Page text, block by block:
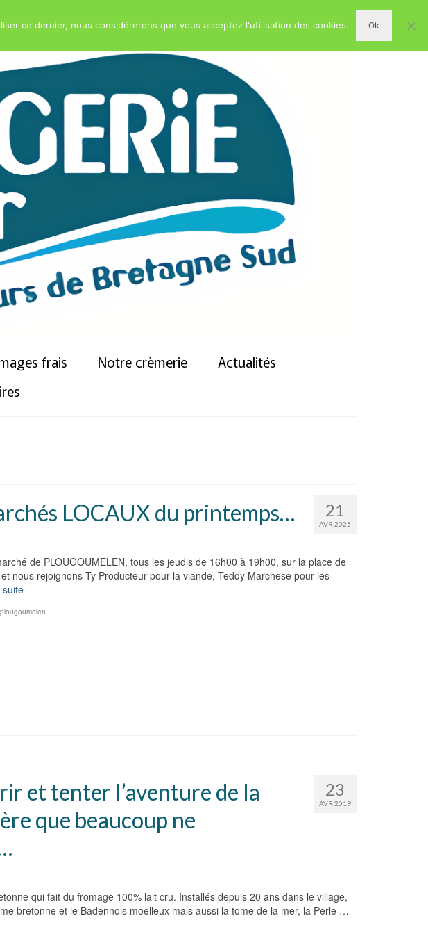
frais Notre crèmerie
Actualités
21
AVR 2025
LOCAUX du printemps…
de PLOUGOUMELEN, tous les jeudis de 16h00 à 19h00, sur la place de
nous rejoignons Ty Producteur pour la viande, Teddy Marchese pour les
suite
plougoumelen
23
AVR 2019
et tenter l’aventure de la
que beaucoup ne
qui fait du fromage 100% lait cru. Installés depuis 20 ans dans le village,
bretonne et le Badennois moelleux mais aussi la tome de la mer, la Perle …
ce dernier, nous considérerons que vous acceptez l'utilisation des cookies. Ok